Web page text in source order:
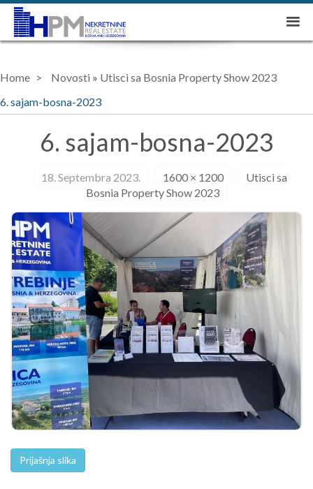
Home Novosti » Utisci sa Bosnia Property Show 2023
6. sajam-bosna-2023
6. sajam-bosna-2023
18. Septembra 2023. 1600 × 1200
Utisci sa
Bosnia Property Show 2023
Prijašnja slika